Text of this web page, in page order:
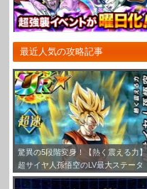
最近人気の攻略記事
驚異の5段階変身！【熱く震える力】
超サイヤ人孫悟空のLV最大ステータ
ス！